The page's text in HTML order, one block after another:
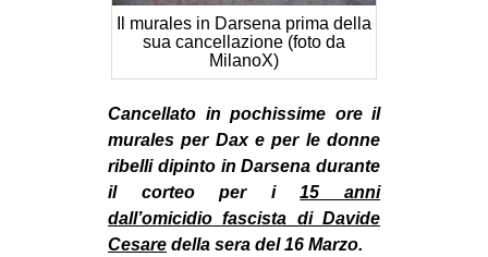
AMBIENTE
ANTIFASCISMO
DIRITTO ALL’ABITARE
GENERI
MIGRAZIONI
PRECARIATO
Il murales in Darsena prima della
sua cancellazione (foto da
MilanoX)
Cancellato in pochissime ore il
murales per Dax e per le donne
ribelli dipinto in Darsena durante
il corteo per i15 anni
dall’omicidio fascista di Davide
Cesare della sera del 16 Marzo.